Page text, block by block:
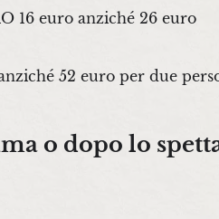
16 euro anziché 26 euro
anziché 52 euro per
o dopo lo